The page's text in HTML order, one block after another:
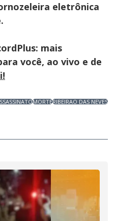
eletrônica
mais
você, ao vivo e de
MORTERIBEIRAO DAS NEVES